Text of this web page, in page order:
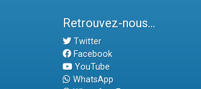
Retrouvez-nous...
Twitter
Facebook
YouTube
WhatsApp